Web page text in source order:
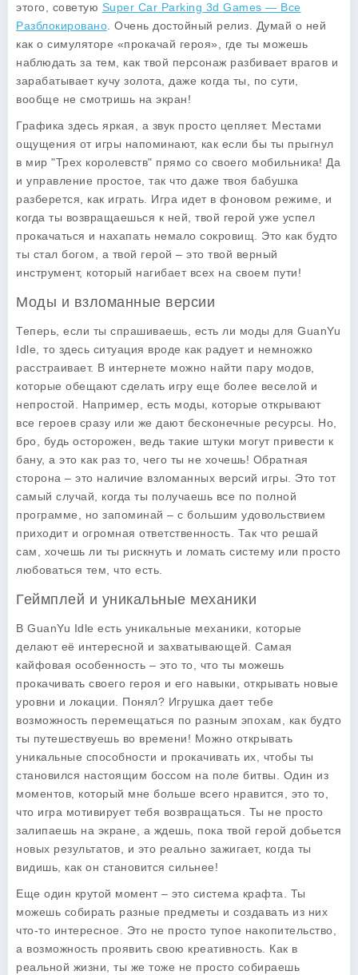
этого, советую Super Car Parking 3d Games — Все
Разблокировано . Очень достойный релиз. Думай о ней
как о симуляторе «прокачай героя», где ты можешь
наблюдать за тем, как твой персонаж разбивает врагов и
зарабатывает кучу золота, даже когда ты, по сути,
вообще не смотришь на экран!
Графика здесь яркая, а звук просто цепляет. Местами
ощущения от игры напоминают, как если бы ты прыгнул
в мир "Трех королевств" прямо со своего мобильника! Да
и управление простое, так что даже твоя бабушка
разберется, как играть. Игра идет в фоновом режиме, и
когда ты возвращаешься к ней, твой герой уже успел
прокачаться и нахапать немало сокровищ. Это как будто
ты стал богом, а твой герой – это твой верный
инструмент, который нагибает всех на своем пути!
Моды и взломанные версии
Теперь, если ты спрашиваешь, есть ли моды для GuanYu
Idle , то здесь ситуация вроде как радует и немножко
расстраивает. В интернете можно найти пару модов,
которые обещают сделать игру еще более веселой и
непростой. Например, есть моды, которые открывают
все героев сразу или же дают бесконечные ресурсы. Но,
бро, будь осторожен, ведь такие штуки могут привести к
бану, а это как раз то, чего ты не хочешь! Обратная
сторона – это наличие взломанных версий игры. Это тот
самый случай, когда ты получаешь все по полной
программе, но запоминай – с большим удовольствием
приходит и огромная ответственность. Так что решай
сам, хочешь ли ты рискнуть и ломать систему или просто
любоваться тем, что есть.
Геймплей и уникальные механики
В GuanYu Idle есть уникальные механики, которые
делают её интересной и захватывающей. Самая
кайфовая особенность – это то, что ты можешь
прокачивать своего героя и его навыки, открывать новые
уровни и локации. Понял? Игрушка дает тебе
возможность перемещаться по разным эпохам, как будто
ты путешествуешь во времени! Можно открывать
уникальные способности и прокачивать их, чтобы ты
становился настоящим боссом на поле битвы. Один из
моментов, который мне больше всего нравится, это то,
что игра мотивирует тебя возвращаться. Ты не просто
залипаешь на экране, а ждешь, пока твой герой добьется
новых результатов, и это реально зажигает, когда ты
видишь, как он становится сильнее!
Еще один крутой момент – это система крафта. Ты
можешь собирать разные предметы и создавать из них
что-то интересное. Это не просто тупое накопительство,
а возможность проявить свою креативность. Как в
реальной жизни, ты же тоже не просто собираешь